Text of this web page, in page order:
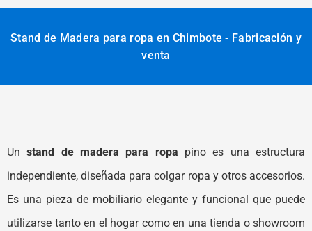
Stand de Madera para ropa en Chimbote - Fabricación y
venta
Unstand de madera para ropa pino es una estructura
independiente, diseñada para colgar ropa y otros accesorios.
Es una pieza de mobiliario elegante y funcional que puede
utilizarse tanto en el hogar como en una tienda o showroom